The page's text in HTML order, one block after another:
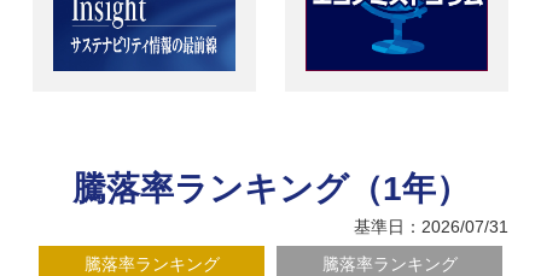
騰落率ランキング（1年）
基準日：2026/07/31
騰落率ランキング 騰落率ランキング